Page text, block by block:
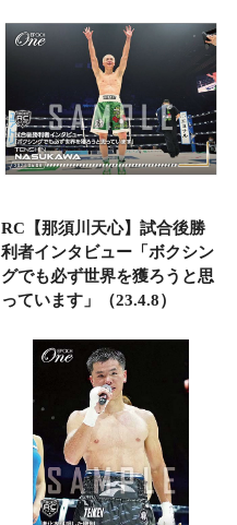
RC【那須川天心】試合後勝
利者インタビュー「ボクシン
グでも必ず世界を獲ろうと思
っています」（23.4.8）